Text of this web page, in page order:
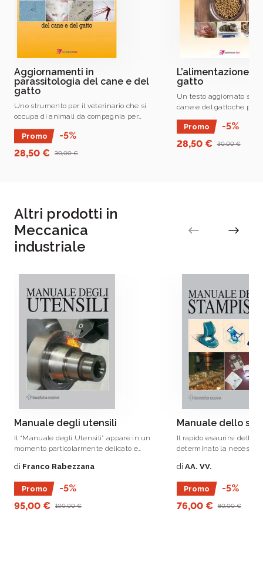
e di chiunque voglia accrescere le proprie
conoscenze e competenze
Aggiornamenti in
parassitologia del cane e del
gatto
Uno strumento per il veterinario che si
occupa di animali da compagnia per
aggiornare le proprie conoscenze in
ambito parassitologico.
Promo
-5%
28,50 €
30,00 €
L’alimentazione
gatto
Un testo aggiornato
cane e del gattoche
considerazione
commerciale o
pet in situazioni
Promo
-5%
28,50 €
30,00 €
Altri prodotti in
Meccanica
industriale
Manuale degli utensili
Il “Manuale degli Utensili” appare in un
momento particolarmente delicato e
potenziamento di tecnologie innovative in
Italia, poiché si sta consolidando
finalmente una presa di coscienza
dell’impatto strategico della ricerca
tecnologica sull’economia.
di Franco Rabezzana
Promo
-5%
95,00 €
100,00 €
Manuale dello
Il rapido esaurirsi della
determinato la
qualche imprecisione –
inevitabile data la
della materia – ma
stessa e la sua
più aderenti al tipo di
di AA. VV.
Promo
-5%
76,00 €
80,00 €